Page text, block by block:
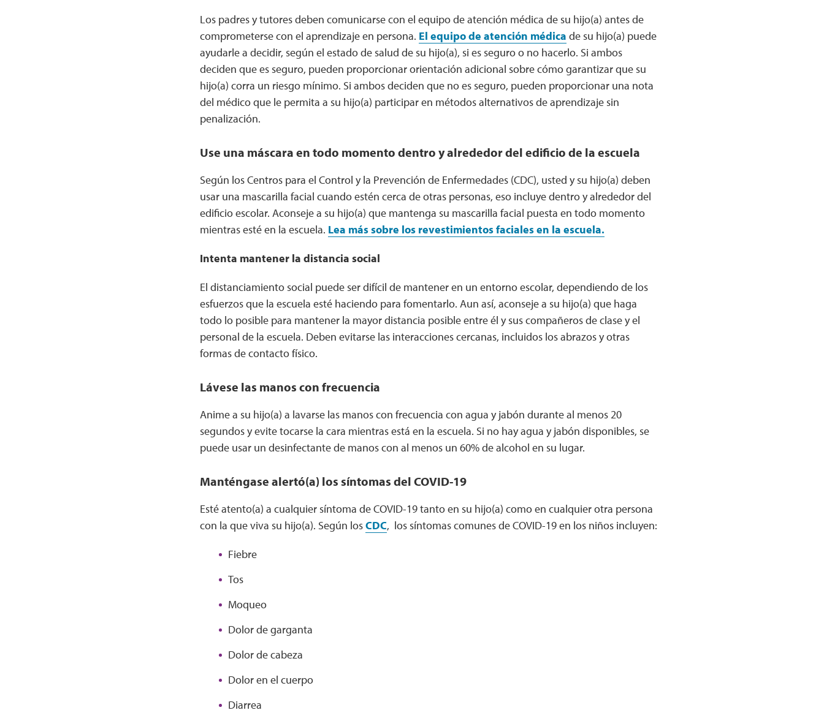
Los padres y tutores deben comunicarse con el equipo de atención médica de su hijo(a) antes de
comprometerse con el aprendizaje en persona. El equipo de atención médica de su hijo(a) puede
ayudarle a decidir, según el estado de salud de su hijo(a), si es seguro o no hacerlo. Si ambos
deciden que es seguro, pueden proporcionar orientación adicional sobre cómo garantizar que su
hijo(a) corra un riesgo mínimo. Si ambos deciden que no es seguro, pueden proporcionar una nota
del médico que le permita a su hijo(a) participar en métodos alternativos de aprendizaje sin
penalización.
Use una máscara en todo momento dentro y alrededor del edificio de la escuela
Según los Centros para el Control y la Prevención de Enfermedades (CDC), usted y su hijo(a) deben
usar una mascarilla facial cuando estén cerca de otras personas, eso incluye dentro y alrededor del
edificio escolar. Aconseje a su hijo(a) que mantenga su mascarilla facial puesta en todo momento
mientras esté en la escuela. Lea más sobre los revestimientos faciales en la escuela.
Intenta mantener la distancia social
El distanciamiento social puede ser difícil de mantener en un entorno escolar, dependiendo de los
esfuerzos que la escuela esté haciendo para fomentarlo. Aun así, aconseje a su hijo(a) que haga
todo lo posible para mantener la mayor distancia posible entre él y sus compañeros de clase y el
personal de la escuela. Deben evitarse las interacciones cercanas, incluidos los abrazos y otras
formas de contacto físico.
Lávese las manos con frecuencia
Anime a su hijo(a) a lavarse las manos con frecuencia con agua y jabón durante al menos 20
segundos y evite tocarse la cara mientras está en la escuela. Si no hay agua y jabón disponibles, se
puede usar un desinfectante de manos con al menos un 60% de alcohol en su lugar.
Manténgase alertó(a) los síntomas del COVID-19
Esté atento(a) a cualquier síntoma de COVID-19 tanto en su hijo(a) como en cualquier otra persona
con la que viva su hijo(a). Según losCDC, los síntomas comunes de COVID-19 en los niños incluyen:
Fiebre
Tos
Moqueo
Dolor de garganta
Dolor de cabeza
Dolor en el cuerpo
Diarrea